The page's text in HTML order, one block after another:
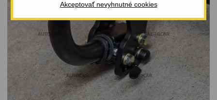
Akceptovať nevyhnutné cookies